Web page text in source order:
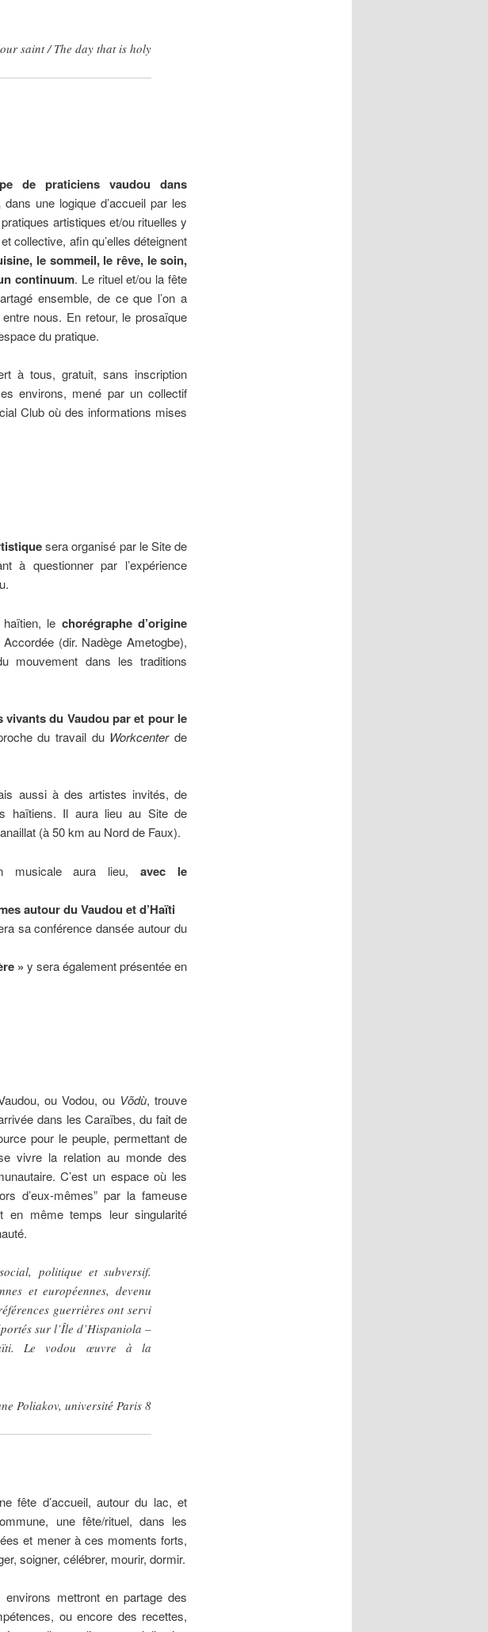
saint / The day that is holy
de praticiens vaudou dans
dans une logique d’accueil par les
artistiques et/ou rituelles y
collective, afin qu’elles déteignent
le sommeil, le rêve, le soin,
continuum. Le rituel et/ou la fête
ensemble, de ce que l’on a
nous. En retour, le prosaïque
du pratique.
à tous, gratuit, sans inscription
environs, mené par un collectif
Club où des informations mises
sera organisé par le Site de
à questionner par l’expérience
le chorégraphe d’origine
Accordée(dir. Nadège Ametogbe),
mouvement dans les traditions
vivants du Vaudou par et pour le
du travail du Workcenterde
aussi à des artistes invités, de
haïtiens. Il aura lieu au Site de
(à 50 km au Nord de Faux).
musicale aura lieu,avec le
autour du Vaudou et d’Haïti
sa conférence dansée autour du
» y sera également présentée en
ou Vodou, ou Võdù, trouve
dans les Caraïbes, du fait de
pour le peuple, permettant de
vivre la relation au monde des
C’est un espace où les
d’eux-mêmes” par la fameuse
en même temps leur singularité
politique et subversif.
et européennes, devenu
guerrières ont servi
sur l’Île d’Hispaniola –
Le vodou œuvre à la
Poliakov, université Paris 8
fête d’accueil, autour du lac, et
une fête/rituel, dans les
et mener à ces moments forts,
soigner, célébrer, mourir, dormir.
mettront en partage des
ou encore des recettes,